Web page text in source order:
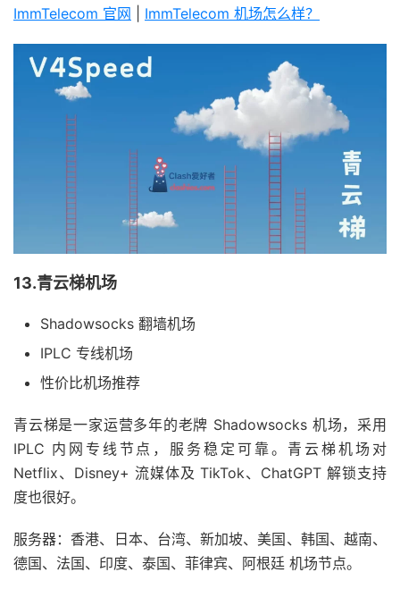
ImmTelecom 官网 ImmTelecom 机场怎么样？
13.青云梯机场
Shadowsocks 翻墙机场
IPLC 专线机场
性价比机场推荐
青云梯是一家运营多年的老牌 Shadowsocks 机场，采用
IPLC 内网专线节点，服务稳定可靠。青云梯机场对
Netflix、Disney+ 流媒体及 TikTok、ChatGPT 解锁支持
度也很好。
服务器：香港、日本、台湾、新加坡、美国、韩国、越南、
德国、法国、印度、泰国、菲律宾、阿根廷 机场节点。